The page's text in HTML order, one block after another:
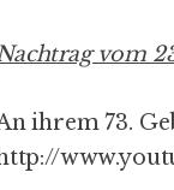
vom
ihrem 73.